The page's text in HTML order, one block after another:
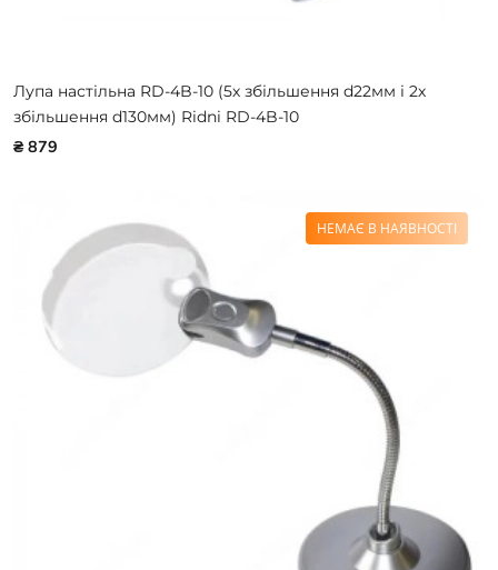
Лупа настільна RD-4B-10 (5х збільшення d22мм і 2х
збільшення d130мм) Ridni RD-4B-10
₴ 879
НЕМАЄ В НАЯВНОСТІ